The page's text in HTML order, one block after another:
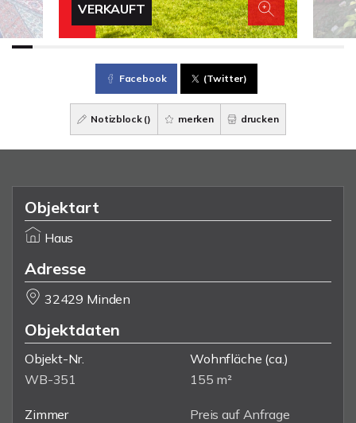
VERKAUFT
Facebook (Twitter)
Notizblock () merken drucken
Objektart
Haus
Adresse
32429 Minden
Objektdaten
Objekt-Nr.
WB-351
Wohnfläche (ca.)
155 m²
Zimmer
Preis auf Anfrage